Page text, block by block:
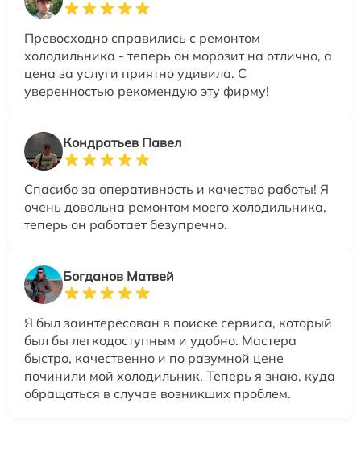
Превосходно справились с ремонтом
холодильника - теперь он морозит на отлично, а
цена за услуги приятно удивила. С
уверенностью рекомендую эту фирму!
Кондратьев Павел
Спасибо за оперативность и качество работы! Я
очень довольна ремонтом моего холодильника,
теперь он работает безупречно.
Богданов Матвей
Я был заинтересован в поиске сервиса, который
был бы легкодоступным и удобно. Мастера
быстро, качественно и по разумной цене
починили мой холодильник. Теперь я знаю, куда
обращаться в случае возникших проблем.